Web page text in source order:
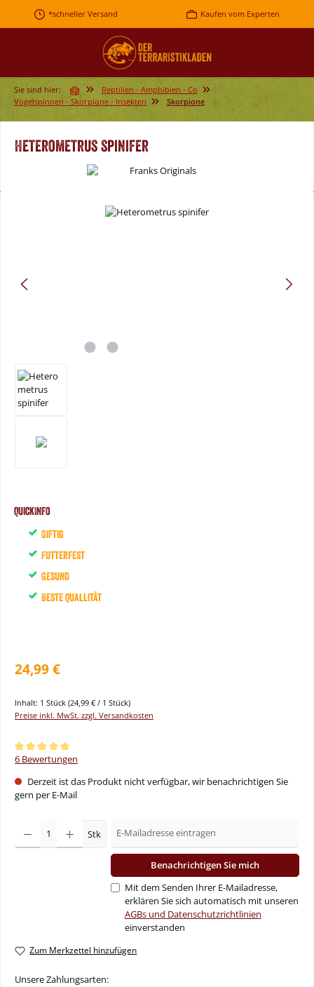
Zum Hauptinhalt springen
*schneller Versand Kaufen vom Experten
Sie sind hier:
Reptilien - Amphibien - Co
Vogelspinnen - Skorpione - Insekten
Skorpione
Heterometrus spinifer
Bildergalerie überspringen
QuickInfo
Giftig
Futterfest
Gesund
Beste Quallität
24,99 €
Inhalt: 1 Stück (24,99 € / 1 Stück)
Preise inkl. MwSt. zzgl. Versandkosten
Durchschnittliche Bewertung von 5 von 5 Sternen
6 Bewertungen
Derzeit ist das Produkt nicht verfügbar, wir benachrichtigen Sie
gern per E-Mail
Stk
Benachrichtigen Sie mich
Mit dem Senden Ihrer E-Mailadresse,
erklären Sie sich automatisch mit unseren
AGBs und Datenschutzrichtlinien
einverstanden
Zum Merkzettel hinzufügen
Unsere Zahlungsarten: